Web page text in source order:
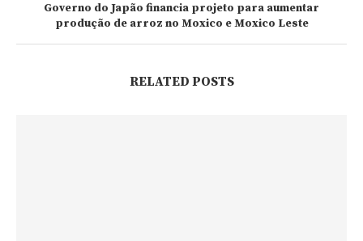
Governo do Japão financia projeto para aumentar
produção de arroz no Moxico e Moxico Leste
RELATED POSTS